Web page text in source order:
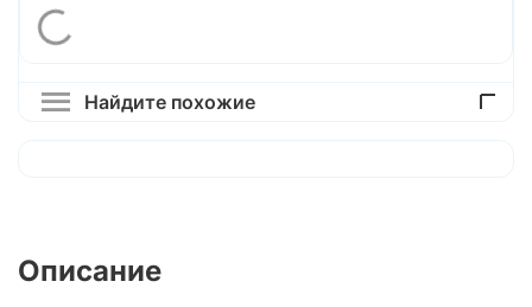
Найдите похожие
Описание